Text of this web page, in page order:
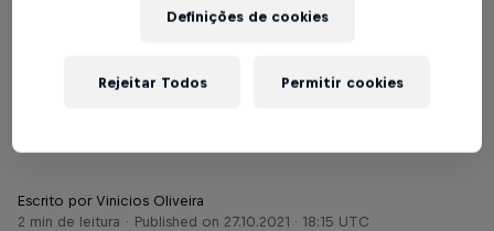
antecipada, Red Bull
Bragantino recebe o
Escrito por Vinicios Oliveira
2 min de leitura
Published on 27.10.2021 · 18:15 UTC
Definições de cookies
Rejeitar Todos Permitir cookies